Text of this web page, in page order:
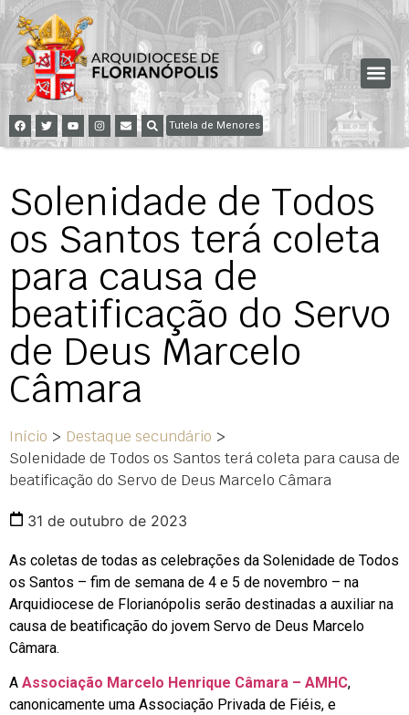
Tutela de Menores
Solenidade de Todos
os Santos terá coleta
para causa de
beatificação do Servo
de Deus Marcelo
Câmara
Início > Destaque secundário >
Solenidade de Todos os Santos terá coleta para causa de
beatificação do Servo de Deus Marcelo Câmara
31 de outubro de 2023
As coletas de todas as celebrações da Solenidade de Todos
os Santos – fim de semana de 4 e 5 de novembro – na
Arquidiocese de Florianópolis serão destinadas a auxiliar na
causa de beatificação do jovem Servo de Deus Marcelo
Câmara.
A Associação Marcelo Henrique Câmara – AMHC,
canonicamente uma Associação Privada de Fiéis, e